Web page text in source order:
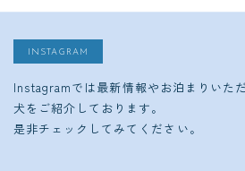
INSTAGRAM
Instagramでは最新情報やお泊まりいた
犬をご紹介しております。
是非チェックしてみてください。